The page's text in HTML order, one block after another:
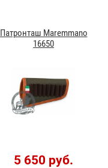
Патронташ Maremmano
16650
5 650 руб.